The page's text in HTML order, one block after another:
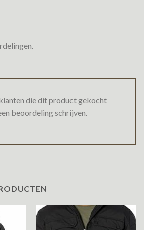
die dit product gekocht
beoordeling schrijven.